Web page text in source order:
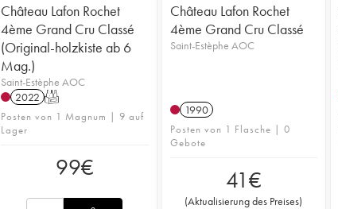
Château Lafon Rochet
4ème Grand Cru Classé
(Original-holzkiste ab 6
Mag.)
Saint-Estèphe AOC
2022 T
Posten von 1 Magnum | 9 auf
Lager
99€
Château Lafon Rochet
4ème Grand Cru Classé
Saint-Estèphe AOC
1990
Posten von 1 Flasche | 0
Gebote
41€
(Aktualisierung des Preises)